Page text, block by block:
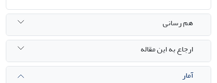
هم رسانی
ارجاع به این مقاله
آمار